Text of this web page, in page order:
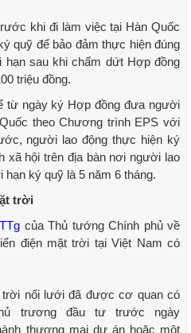
khi đi làm việc tại Hàn Quốc
quỹ để bảo đảm thực hiện đúng
sau khi chấm dứt Hợp đồng
triệu đồng.
từ ngày ký Hợp đồng đưa người
theo Chương trình EPS với
người lao động thực hiện ký
xã hội trên địa bàn nơi người lao
ký quỹ là 5 năm 6 tháng.
trời
của Thủ tướng Chính phủ về
điện mặt trời tại Việt Nam có
trời nối lưới đã được cơ quan có
trương đầu tư trước ngày
thương mại dự án hoặc một